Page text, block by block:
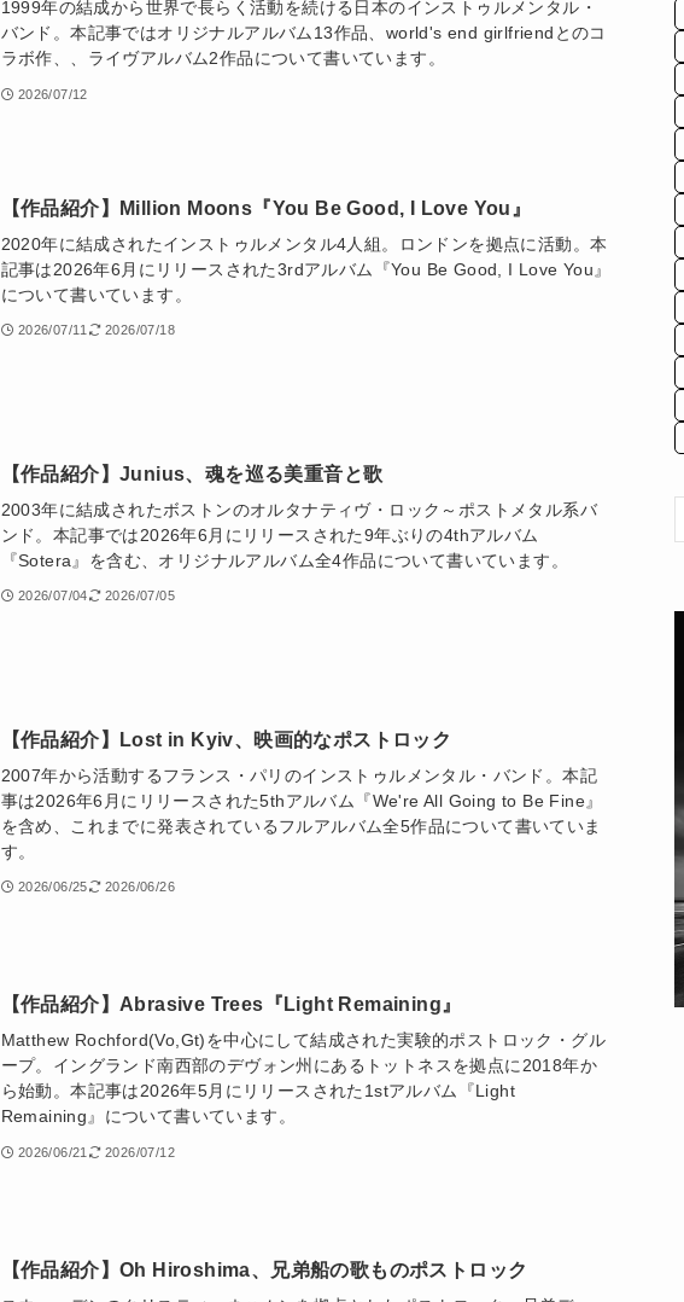
1999年の結成から世界で長らく活動を続ける日本のインストゥルメンタル・
バンド。本記事ではオリジナルアルバム13作品、world's end girlfriendとのコ
ラボ作、、ライヴアルバム2作品について書いています。
2026/07/12
【作品紹介】Million Moons『You Be Good, I Love You』
2020年に結成されたインストゥルメンタル4人組。ロンドンを拠点に活動。本
記事は2026年6月にリリースされた3rdアルバム『You Be Good, I Love You』
について書いています。
2026/07/11 2026/07/18
【作品紹介】Junius、魂を巡る美重音と歌
2003年に結成されたボストンのオルタナティヴ・ロック～ポストメタル系バ
ンド。本記事では2026年6月にリリースされた9年ぶりの4thアルバム
『Sotera』を含む、オリジナルアルバム全4作品について書いています。
2026/07/04 2026/07/05
【作品紹介】Lost in Kyiv、映画的なポストロック
2007年から活動するフランス・パリのインストゥルメンタル・バンド。本記
事は2026年6月にリリースされた5thアルバム『We're All Going to Be Fine』
を含め、これまでに発表されているフルアルバム全5作品について書いていま
す。
2026/06/25 2026/06/26
【作品紹介】Abrasive Trees『Light Remaining』
Matthew Rochford(Vo,Gt)を中心にして結成された実験的ポストロック・グル
ープ。イングランド南西部のデヴォン州にあるトットネスを拠点に2018年か
ら始動。本記事は2026年5月にリリースされた1stアルバム『Light
Remaining』について書いています。
2026/06/21 2026/07/12
【作品紹介】Oh Hiroshima、兄弟船の歌ものポストロック